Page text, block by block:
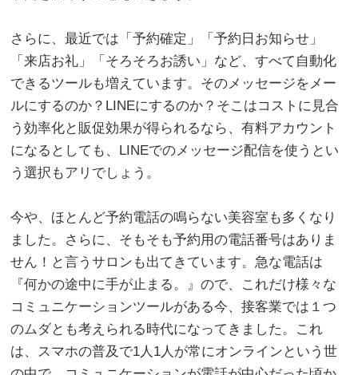
さらに、最近では「予約確定」「予約日お知らせ」
「来店お礼」「そろそろお誘い」など、すべて自動化
できるツールも増えています。そのメッセージをメー
ルにするのか？LINEにするのか？そこはコストに見合
う効率化と販促効果が得られるなら、有料アカウント
になるとしても、LINEでのメッセージ配信を使うとい
う選択もアリでしょう。
今や、ほとんど予約電話の鳴らない美容室も多くなり
ました。さらに、そもそも予約用の電話番号はありま
せん！と言うサロンも出てきています。急な電話は
『何かの途中に手が止まる。』ので、これだけ様々な
コミュニケーションツールがある今、接客業では１つ
のムダとも考えられる時代になってきました。これ
は、スマホの普及で1人1人が常にオンラインという世